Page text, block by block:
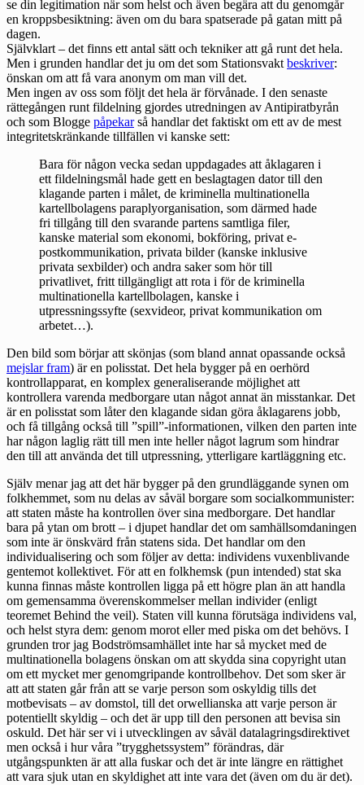
se din legitimation när som helst och även begära att du genomgår
en kroppsbesiktning: även om du bara spatserade på gatan mitt på
dagen.
Självklart – det finns ett antal sätt och tekniker att gå runt det hela.
Men i grunden handlar det ju om det som Stationsvaktbeskriver:
önskan om att få vara anonym om man vill det.
Men ingen av oss som följt det hela är förvånade. I den senaste
rättegången runt fildelning gjordes utredningen av Antipiratbyrån
och som Blogge påpekarså handlar det faktiskt om ett av de mest
integritetskränkande tillfällen vi kanske sett:
Bara för någon vecka sedan uppdagades att åklagaren i
ett fildelningsmål hade gett en beslagtagen dator till den
klagande parten i målet, de kriminella multinationella
kartellbolagens paraplyorganisation, som därmed hade
fri tillgång till den svarande partens samtliga filer,
kanske material som ekonomi, bokföring, privat e-
postkommunikation, privata bilder (kanske inklusive
privata sexbilder) och andra saker som hör till
privatlivet, fritt tillgängligt att rota i för de kriminella
multinationella kartellbolagen, kanske i
utpressningssyfte (sexvideor, privat kommunikation om
arbetet…).
Den bild som börjar att skönjas (som bland annat opassande också
mejslar fram) är en polisstat. Det hela bygger på en oerhörd
kontrollapparat, en komplex generaliserande möjlighet att
kontrollera varenda medborgare utan något annat än misstankar. Det
är en polisstat som låter den klagande sidan göra åklagarens jobb,
och få tillgång också till ”spill”-informationen, vilken den parten inte
har någon laglig rätt till men inte heller något lagrum som hindrar
den till att använda det till utpressning, ytterligare kartläggning etc.
Själv menar jag att det här bygger på den grundläggande synen om
folkhemmet, som nu delas av såväl borgare som socialkommunister:
att staten måste ha kontrollen över sina medborgare. Det handlar
bara på ytan om brott – i djupet handlar det om samhällsomdaningen
som inte är önskvärd från statens sida. Det handlar om den
individualisering och som följer av detta: individens vuxenblivande
gentemot kollektivet. För att en folkhemsk (pun intended) stat ska
kunna finnas måste kontrollen ligga på ett högre plan än att handla
om gemensamma överenskommelser mellan individer (enligt
teoremet Behind the veil). Staten vill kunna förutsäga individens val,
och helst styra dem: genom morot eller med piska om det behövs. I
grunden tror jag Bodströmsamhället inte har så mycket med de
multinationella bolagens önskan om att skydda sina copyright utan
om ett mycket mer genomgripande kontrollbehov. Det som sker är
att att staten går från att se varje person som oskyldig tills det
motbevisats – av domstol, till det orwellianska att varje person är
potentiellt skyldig – och det är upp till den personen att bevisa sin
oskuld. Det här ser vi i utvecklingen av såväl datalagringsdirektivet
men också i hur våra ”trygghetssystem” förändras, där
utgångspunkten är att alla fuskar och det är inte längre en rättighet
att vara sjuk utan en skyldighet att inte vara det (även om du är det).